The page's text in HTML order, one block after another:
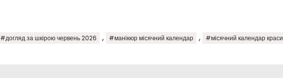
#догляд за шкірою червень 2026 , #манікюр місячний календар , #місячний календар краси